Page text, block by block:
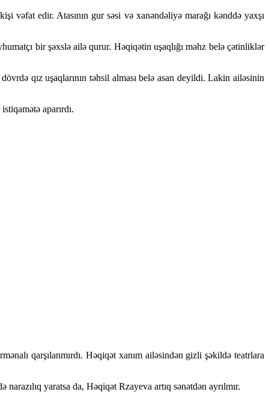
edir. Atasının gur səsi və xanəndəliyə marağı kənddə yaxşı
bir şəxslə ailə qurur. Həqiqətin uşaqlığı məhz belə çətinliklər
qız uşaqlarının təhsil alması belə asan deyildi. Lakin ailəsinin
aparırdı.
qarşılanmırdı. Həqiqət xanım ailəsindən gizli şəkildə teatrlara
yaratsa da, Həqiqət Rzayeva artıq sənətdən ayrılmır.